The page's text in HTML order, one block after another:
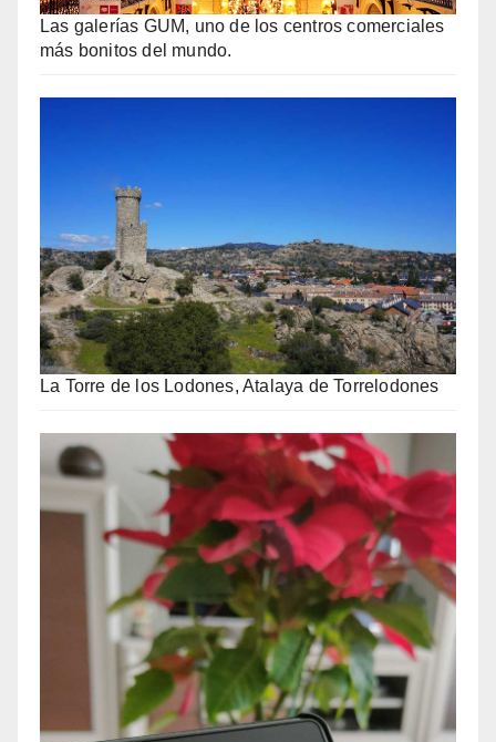
Las galerías GUM, uno de los centros comerciales
más bonitos del mundo.
La Torre de los Lodones, Atalaya de Torrelodones